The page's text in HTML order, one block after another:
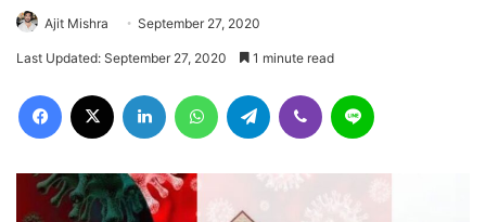
Ajit Mishra September 27, 2020
Last Updated: September 27, 2020 1 minute read
Facebook LinkedIn WhatsAppTelegram Viber